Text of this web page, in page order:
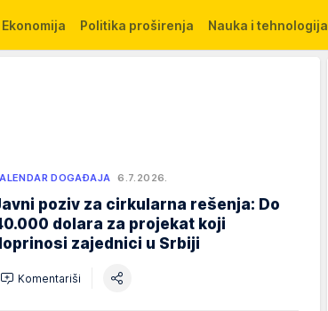
Ekonomija Politika proširenja Nauka i tehnologija
DOGAĐAJA 6.7.2026.
poziv za cirkularna rešenja: Do
dolara za projekat koji
zajednici u Srbiji
Komentariši